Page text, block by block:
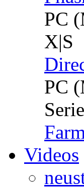
PC
X|S
PC
Videos